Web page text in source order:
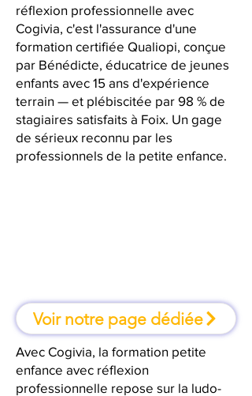
réflexion professionnelle avec
Cogivia, c'est l'assurance d'une
formation certifiée Qualiopi, conçue
par Bénédicte, éducatrice de jeunes
enfants avec 15 ans d'expérience
terrain — et plébiscitée par 98 % de
stagiaires satisfaits à Foix. Un gage
de sérieux reconnu par les
professionnels de la petite enfance.
Voir notre page dédiée
Avec Cogivia, la formation petite
enfance avec réflexion
professionnelle repose sur la ludo-